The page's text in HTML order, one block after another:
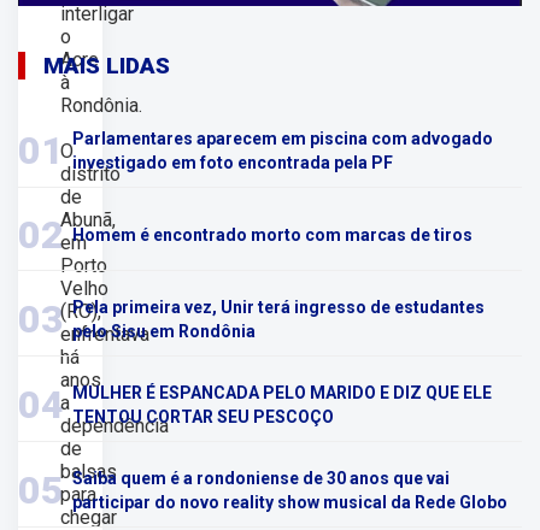
interligar
o
Acre
à
Rondônia.
O
distrito
de
Abunã,
em
Porto
Velho
(RO),
enfrentava
há
anos
a
dependência
de
balsas
para
chegar
MAIS LIDAS
01
Parlamentares aparecem em piscina com advogado
investigado em foto encontrada pela PF
02 Homem é encontrado morto com marcas de tiros
03 Pela primeira vez, Unir terá ingresso de estudantes
pelo Sisu em Rondônia
04 MULHER É ESPANCADA PELO MARIDO E DIZ QUE ELE
TENTOU CORTAR SEU PESCOÇO
05 Saiba quem é a rondoniense de 30 anos que vai
participar do novo reality show musical da Rede Globo